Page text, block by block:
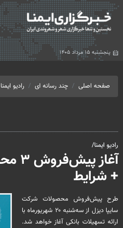
پنجشنبه ۱۵ مرداد ۱۴۰۵
صفحه اصلی چند رسانه ای رادیو ایمنا
رادیو ایمنا/
+ شرایط
طرح پیش‌فروش محصولات شرکت
سایپا دیزل از سه‌شنبه ۲۰ شهریورماه با
ارائه تسهیلات بانکی آغاز خواهد شد.